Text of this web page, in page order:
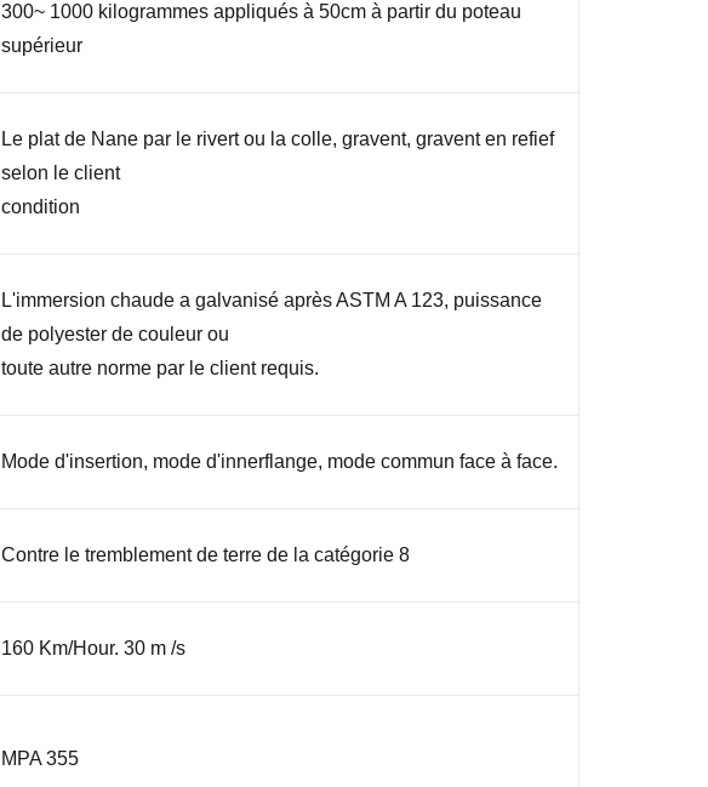
300~ 1000 kilogrammes appliqués à 50cm à partir du poteau
supérieur
Le plat de Nane par le rivert ou la colle, gravent, gravent en refief
selon le client
condition
L'immersion chaude a galvanisé après ASTM A 123, puissance
de polyester de couleur ou
toute autre norme par le client requis.
Mode d'insertion, mode d'innerflange, mode commun face à face.
Contre le tremblement de terre de la catégorie 8
160 Km/Hour. 30 m /s
MPA 355